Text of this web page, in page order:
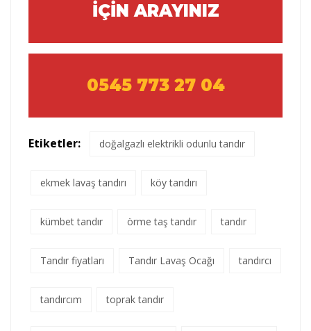
İÇİN ARAYINIZ
0545 773 27 04
Etiketler: doğalgazlı elektrikli odunlu tandır
ekmek lavaş tandırı köy tandırı
kümbet tandır örme taş tandır tandır
Tandır fiyatları Tandır Lavaş Ocağı tandırcı
tandırcım toprak tandır